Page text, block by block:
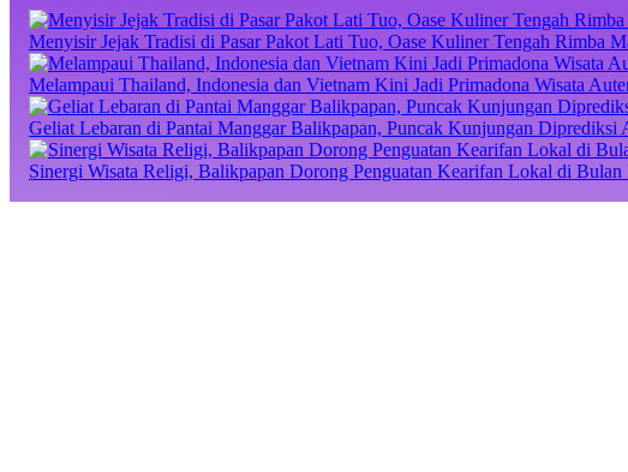
Menyisir Jejak Tradisi di Pasar Pakot Lati Tuo, Oase Kuliner Tengah Rimba
Melampaui Thailand, Indonesia dan Vietnam Kini Jadi Primadona Wisata
Geliat Lebaran di Pantai Manggar Balikpapan, Puncak Kunjungan Diprediksi
Sinergi Wisata Religi, Balikpapan Dorong Penguatan Kearifan Lokal di Bulan